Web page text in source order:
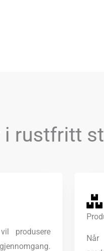
i rustfritt
produsere
Når